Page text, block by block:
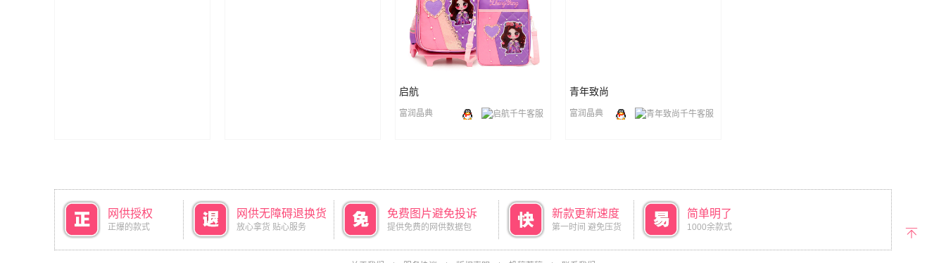
启航
富润晶典
青年致尚
富润晶典
网供授权
正爆的款式
网供无障碍退换货
放心拿货 贴心服务
免费图片避免投诉
提供免费的网供数据包
新款更新速度
第一时间 避免压货
简单明了
1000余款式